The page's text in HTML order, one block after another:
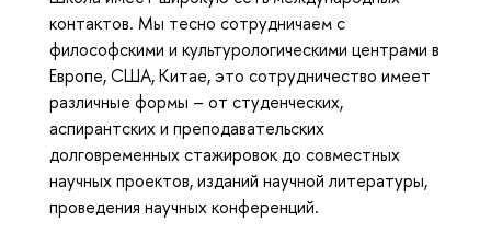
контактов. Мы тесно сотрудничаем с
философскими и культурологическими центрами в
Европе, США, Китае, это сотрудничество имеет
различные формы – от студенческих,
аспирантских и преподавательских
долговременных стажировок до совместных
научных проектов, изданий научной литературы,
проведения научных конференций.